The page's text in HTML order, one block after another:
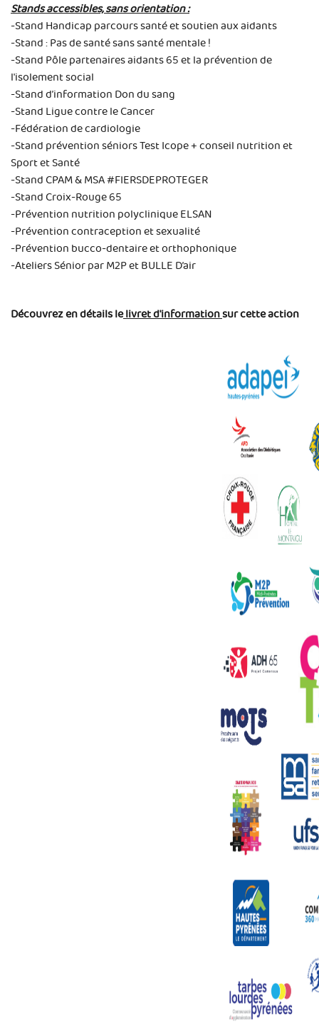
Stands accessibles, sans orientation :
-Stand Handicap parcours santé et soutien aux aidants
-Stand : Pas de santé sans santé mentale !
-Stand Pôle partenaires aidants 65 et la prévention de
l'isolement social
-Stand d’information Don du sang
-Stand Ligue contre le Cancer
-Fédération de cardiologie
-Stand prévention séniors Test Icope + conseil nutrition et
Sport et Santé
-Stand CPAM & MSA #FIERSDEPROTEGER
-Stand Croix-Rouge 65
-Prévention nutrition polyclinique ELSAN
-Prévention contraception et sexualité
-Prévention bucco-dentaire et orthophonique
-Ateliers Sénior par M2P et BULLE D’air
Découvrez en détails lelivret d'informationsur cette action